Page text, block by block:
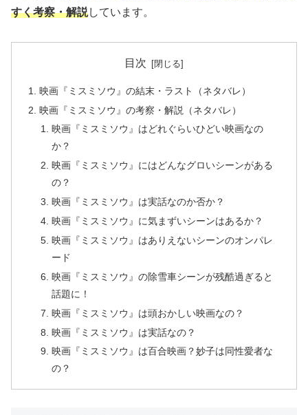
すく考察・解説しています。
目次
映画『ミスミソウ』の結末・ラスト（ネタバレ）
映画『ミスミソウ』の考察・解説（ネタバレ）
映画『ミスミソウ』はどれぐらいひどい映画なの
か？
映画『ミスミソウ』にはどんなグロいシーンがある
の？
映画『ミスミソウ』は実話なのか否か？
映画『ミスミソウ』に気まずいシーンはあるか？
映画『ミスミソウ』はありえないシーンのオンパレ
ード
映画『ミスミソウ』の除雪車シーンが残酷過ぎると
話題に！
映画『ミスミソウ』は頭おかしい映画なの？
映画『ミスミソウ』は実話なの？
映画『ミスミソウ』は百合映画？妙子は同性愛者な
の？